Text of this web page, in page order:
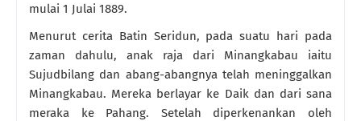
mulai 1 Julai 1889.
Menurut cerita Batin Seridun, pada suatu hari pada
zaman dahulu, anak raja dari Minangkabau iaitu
Sujudbilang dan abang-abangnya telah meninggalkan
Minangkabau. Mereka berlayar ke Daik dan dari sana
meraka ke Pahang. Setelah diperkenankan oleh